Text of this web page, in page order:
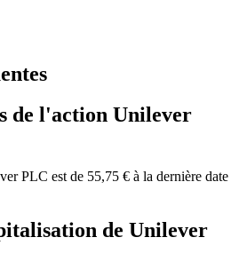
de l'action Unilever
PLC est de 55,75 € à la dernière date
de Unilever